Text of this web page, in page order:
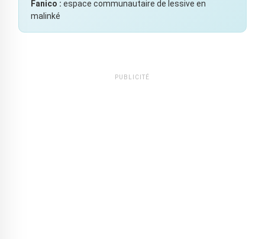
Fanico : espace communautaire de lessive en
malinké
PUBLICITÉ